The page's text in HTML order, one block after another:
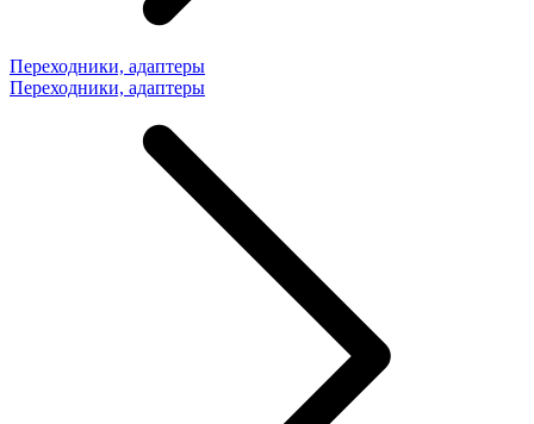
Переходники, адаптеры
Переходники, адаптеры